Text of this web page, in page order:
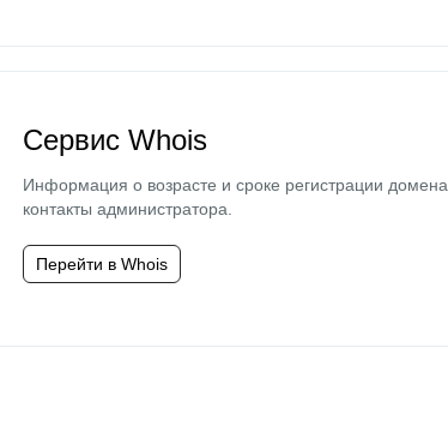
Сервис Whois
Информация о возрасте и сроке регистрации домена,
контакты администратора.
Перейти в Whois